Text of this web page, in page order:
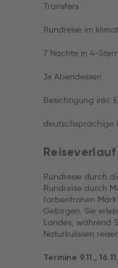
Transfers
Rundreise im
7 Nächte in 4-
3x Abendessen
Besichtigung inkl.
deutschsprachige
Reiseverlauf
Rundreise durch
Rundreise durch
farbenfrohen
Gebirgen. Sie
Landes, während
Naturkulissen
Termine 9.11.,